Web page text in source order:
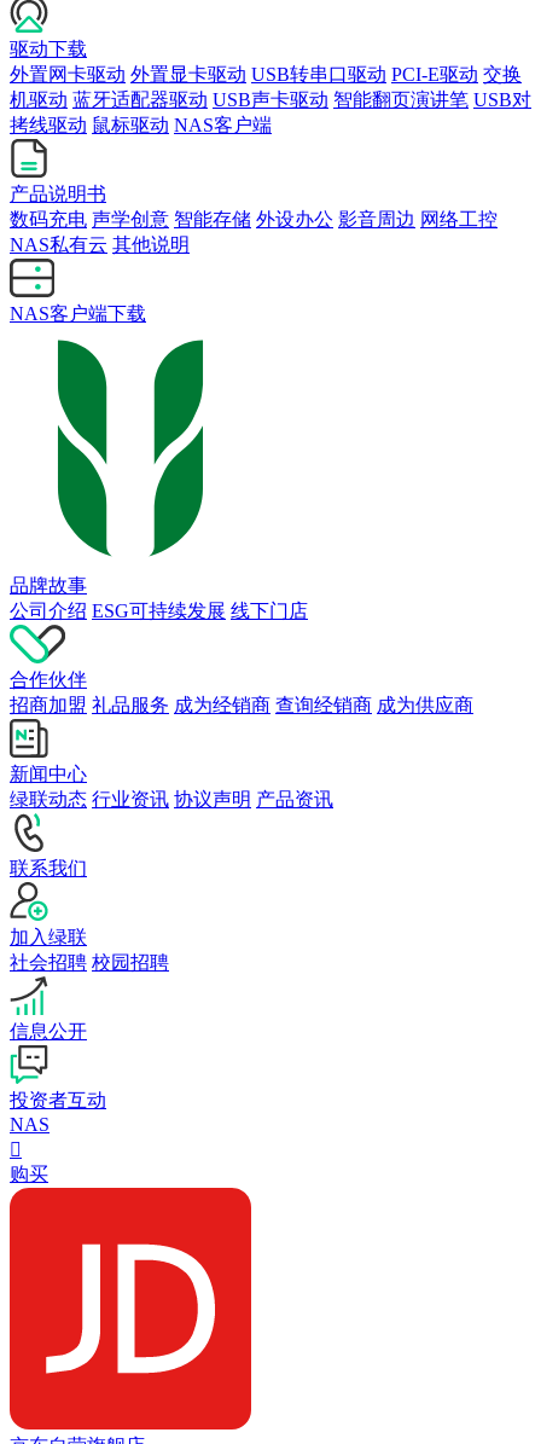
驱动下载
外置网卡驱动 外置显卡驱动 USB转串口驱动 PCI-E驱动 交换
机驱动 蓝牙适配器驱动 USB声卡驱动 智能翻页演讲笔 USB对
拷线驱动 鼠标驱动 NAS客户端
产品说明书
数码充电 声学创意 智能存储 外设办公 影音周边 网络工控
NAS私有云 其他说明
NAS客户端下载
品牌故事
公司介绍 ESG可持续发展 线下门店
合作伙伴
招商加盟 礼品服务 成为经销商 查询经销商 成为供应商
新闻中心
绿联动态 行业资讯 协议声明 产品资讯
联系我们
加入绿联
社会招聘 校园招聘
信息公开
投资者互动
NAS

购买